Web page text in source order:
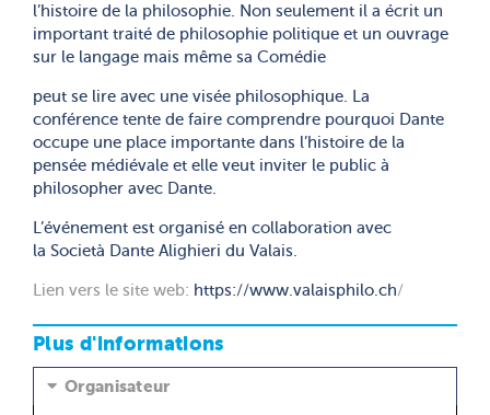
l’histoire de la philosophie. Non seulement il a écrit un
important traité de philosophie politique et un ouvrage
sur le langage mais même sa Comédie
peut se lire avec une visée philosophique. La
conférence tente de faire comprendre pourquoi Dante
occupe une place importante dans l’histoire de la
pensée médiévale et elle veut inviter le public à
philosopher avec Dante.
L’événement est organisé en collaboration avec
la Società Dante Alighieri du Valais.
Lien vers le site web: https://www.valaisphilo.ch/
Plus d'informations
Organisateur